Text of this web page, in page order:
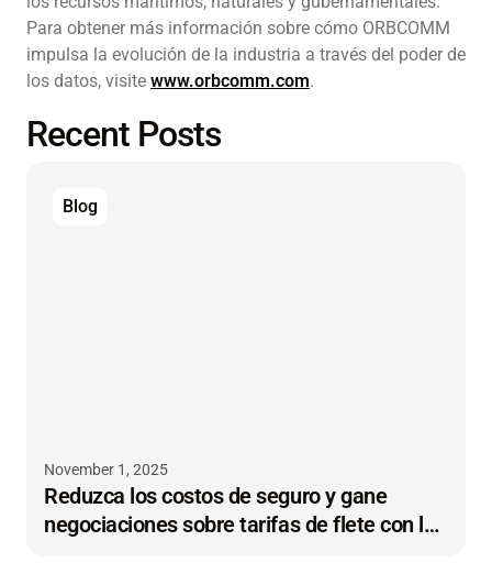
Para obtener más información sobre cómo ORBCOMM
impulsa la evolución de la industria a través del poder de
los datos, visite www.orbcomm.com.
Recent Posts
Blog
November 1, 2025
Reduzca los costos de seguro y gane
negociaciones sobre tarifas de flete con la